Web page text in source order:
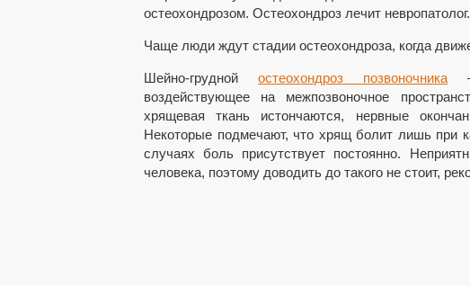
остеохондрозом. Остеохондроз лечит невропатолог.
Чаще люди ждут стадии остеохондроза, когда
Шейно-груднойостеохондроз позвоночника –
воздействующее на межпозвоночное
хрящевая ткань истончаются, нервные
Некоторые подмечают, что хрящ болит лишь при
случаях боль присутствует постоянно.
человека, поэтому доводить до такого не стоит,